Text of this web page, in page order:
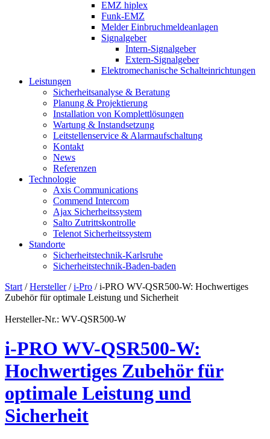
EMZ hiplex
Funk-EMZ
Melder Einbruchmeldeanlagen
Signalgeber
Intern-Signalgeber
Extern-Signalgeber
Elektromechanische Schalteinrichtungen
Leistungen
Sicherheitsanalyse & Beratung
Planung & Projektierung​
Installation von Komplettlösungen
Wartung & Instandsetzung
Leitstellenservice & Alarmaufschaltung
Kontakt
News
Referenzen
Technologie
Axis Communications
Commend Intercom
Ajax Sicherheitssystem​
Salto Zutrittskontrolle
Telenot Sicherheitssystem
Standorte
Sicherheitstechnik-Karlsruhe
Sicherheitstechnik-Baden-baden
Start /Hersteller/i-Pro / i-PRO WV-QSR500-W: Hochwertiges
Zubehör für optimale Leistung und Sicherheit
Hersteller-Nr.: WV-QSR500-W
i-PRO WV-QSR500-W:
Hochwertiges Zubehör für
optimale Leistung und
Sicherheit